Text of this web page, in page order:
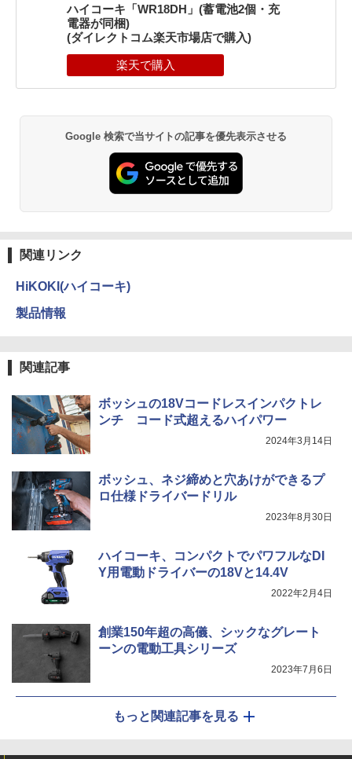
ハイコーキ「WR18DH」(蓄電池2個・充
電器が同梱)
(ダイレクトコム楽天市場店で購入)
Google 検索で当サイトの記事を優先表示させる
関連リンク
HiKOKI(ハイコーキ)
製品情報
関連記事
ボッシュの18Vコードレスインパクトレ
ンチ コード式超えるハイパワー
2024年3月14日
ボッシュ、ネジ締めと穴あけができるプ
ロ仕様ドライバードリル
2023年8月30日
ハイコーキ、コンパクトでパワフルなDI
Y用電動ドライバーの18Vと14.4V
2022年2月4日
創業150年超の高儀、シックなグレート
ーンの電動工具シリーズ
2023年7月6日
もっと関連記事を見る